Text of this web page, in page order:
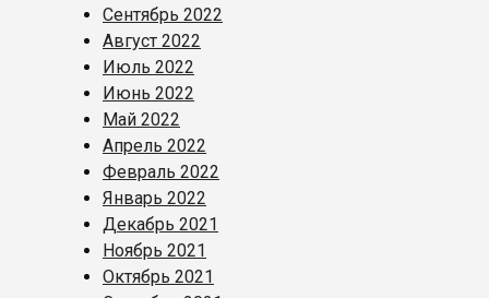
Сентябрь 2022
Август 2022
Июль 2022
Июнь 2022
Май 2022
Апрель 2022
Февраль 2022
Январь 2022
Декабрь 2021
Ноябрь 2021
Октябрь 2021